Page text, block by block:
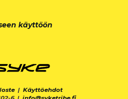
käyttöön
| Käyttöehdot